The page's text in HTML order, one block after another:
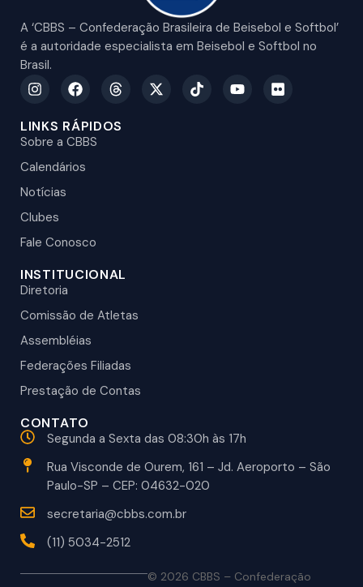
A ‘CBBS – Confederação Brasileira de Beisebol e Softbol’
é a autoridade especialista em Beisebol e Softbol no
Brasil.
LINKS RÁPIDOS
Sobre a CBBS
Calendários
Notícias
Clubes
Fale Conosco
INSTITUCIONAL
Diretoria
Comissão de Atletas
Assembléias
Federações Filiadas
Prestação de Contas
CONTATO
Segunda a Sexta das 08:30h às 17h
Rua Visconde de Ourem, 161 – Jd. Aeroporto – São
Paulo-SP – CEP: 04632-020
secretaria@cbbs.com.br
(11) 5034-2512
© 2026 CBBS – Confederação